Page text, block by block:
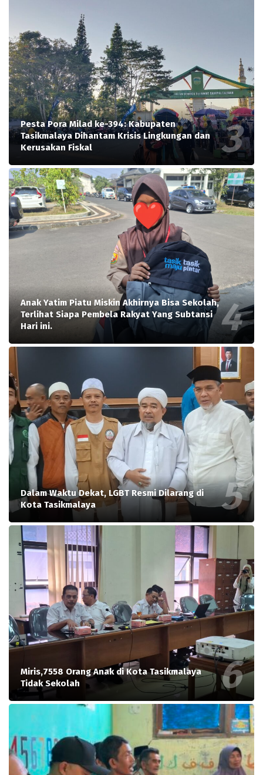
Pesta Pora Milad ke-394: Kabupaten
Tasikmalaya Dihantam Krisis Lingkungan dan
Kerusakan Fiskal
Anak Yatim Piatu Miskin Akhirnya Bisa Sekolah,
Terlihat Siapa Pembela Rakyat Yang Subtansi
Hari ini.
Dalam Waktu Dekat, LGBT Resmi Dilarang di
Kota Tasikmalaya
Miris,7558 Orang Anak di Kota Tasikmalaya
Tidak Sekolah